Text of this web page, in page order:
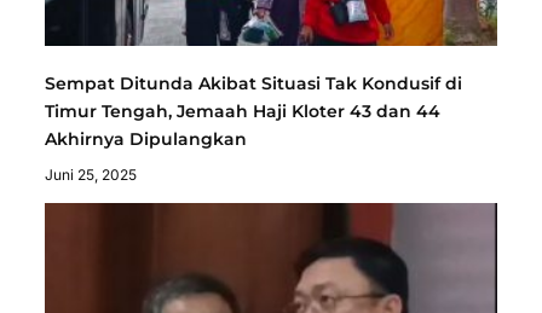
Sempat Ditunda Akibat Situasi Tak Kondusif di
Timur Tengah, Jemaah Haji Kloter 43 dan 44
Akhirnya Dipulangkan
Juni 25, 2025